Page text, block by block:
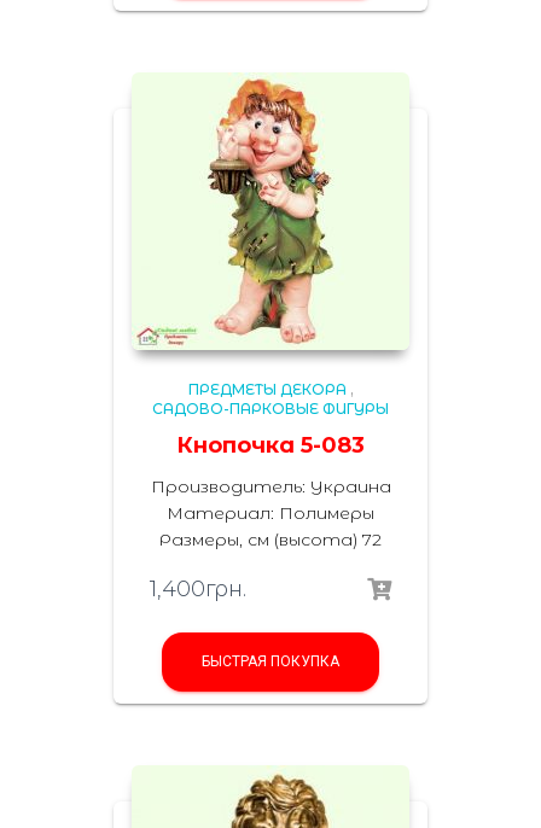
ПРЕДМЕТЫ ДЕКОРА ,
САДОВО-ПАРКОВЫЕ ФИГУРЫ
Кнопочка 5-083
Производитель: Украина
Материал: Полимеры
Размеры, см (высота) 72
1,400грн.
БЫСТРАЯ ПОКУПКА